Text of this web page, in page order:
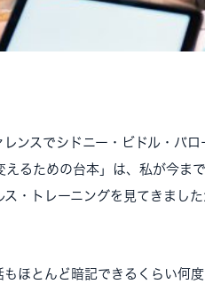
ンスでシドニー・ビドル・バ
るための台本」は、私が今ま
ス・トレーニングを見てきまし
もほとんど暗記できるくらい何